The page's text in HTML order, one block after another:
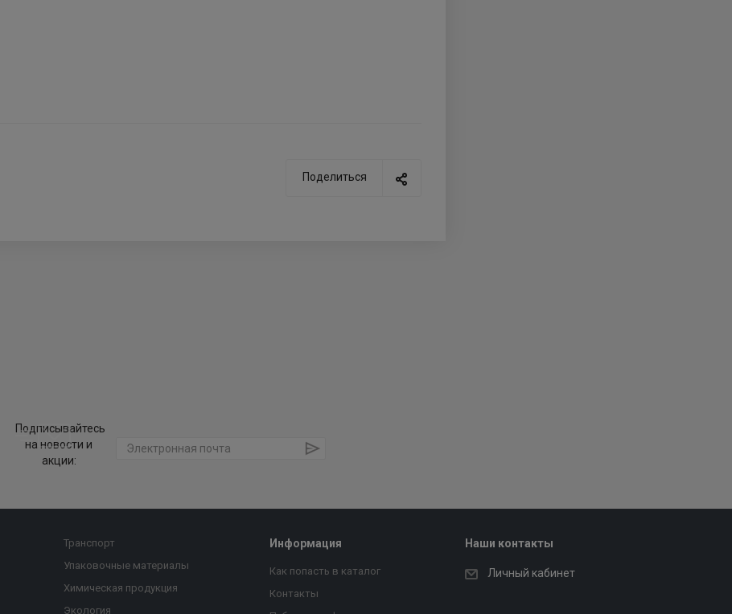
Поделиться
Подписывайтесь
на новости и
акции:
Транспорт
Упаковочные материалы
Химическая продукция
Экология
Информация
Как попасть в каталог
Контакты
Наши контакты
Личный кабинет